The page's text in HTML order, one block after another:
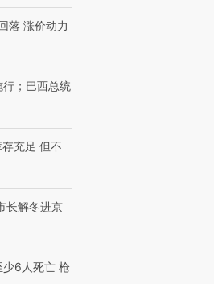
落 涨价动力
；巴西总统
充足 但不
长解冬进京
少6人死亡 枪